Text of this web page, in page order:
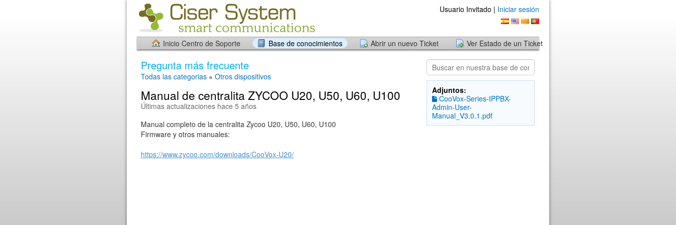
Usuario Invitado | Iniciar sesión
Inicio Centro de Soporte Base de conocimientos Abrir un nuevo Ticket Ver Estado de un Ticket
Pregunta más frecuente
Todas las categorias » Otros dispositivos
Manual de centralita ZYCOO U20, U50, U60, U100
Últimas actualizaciones hace 5 años
Manual completo de la centralita Zycoo U20, U50, U60, U100
Firmware y otros manuales:
https://www.zycoo.com/downloads/CooVox-U20/
Adjuntos:
CooVox-Series-IPPBX-
Admin-User-
Manual_V3.0.1.pdf